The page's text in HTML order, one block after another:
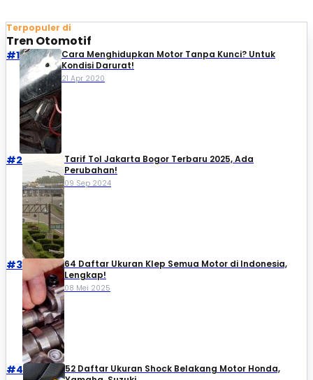
Terpopuler di
Tren Otomotif
#1
Cara Menghidupkan Motor Tanpa Kunci? Untuk
Kondisi Darurat!
21 Apr 2020
#2
Tarif Tol Jakarta Bogor Terbaru 2025, Ada
Perubahan!
09 Sep 2024
#3
64 Daftar Ukuran Klep Semua Motor di Indonesia,
Lengkap!
08 Mei 2025
#4
52 Daftar Ukuran Shock Belakang Motor Honda,